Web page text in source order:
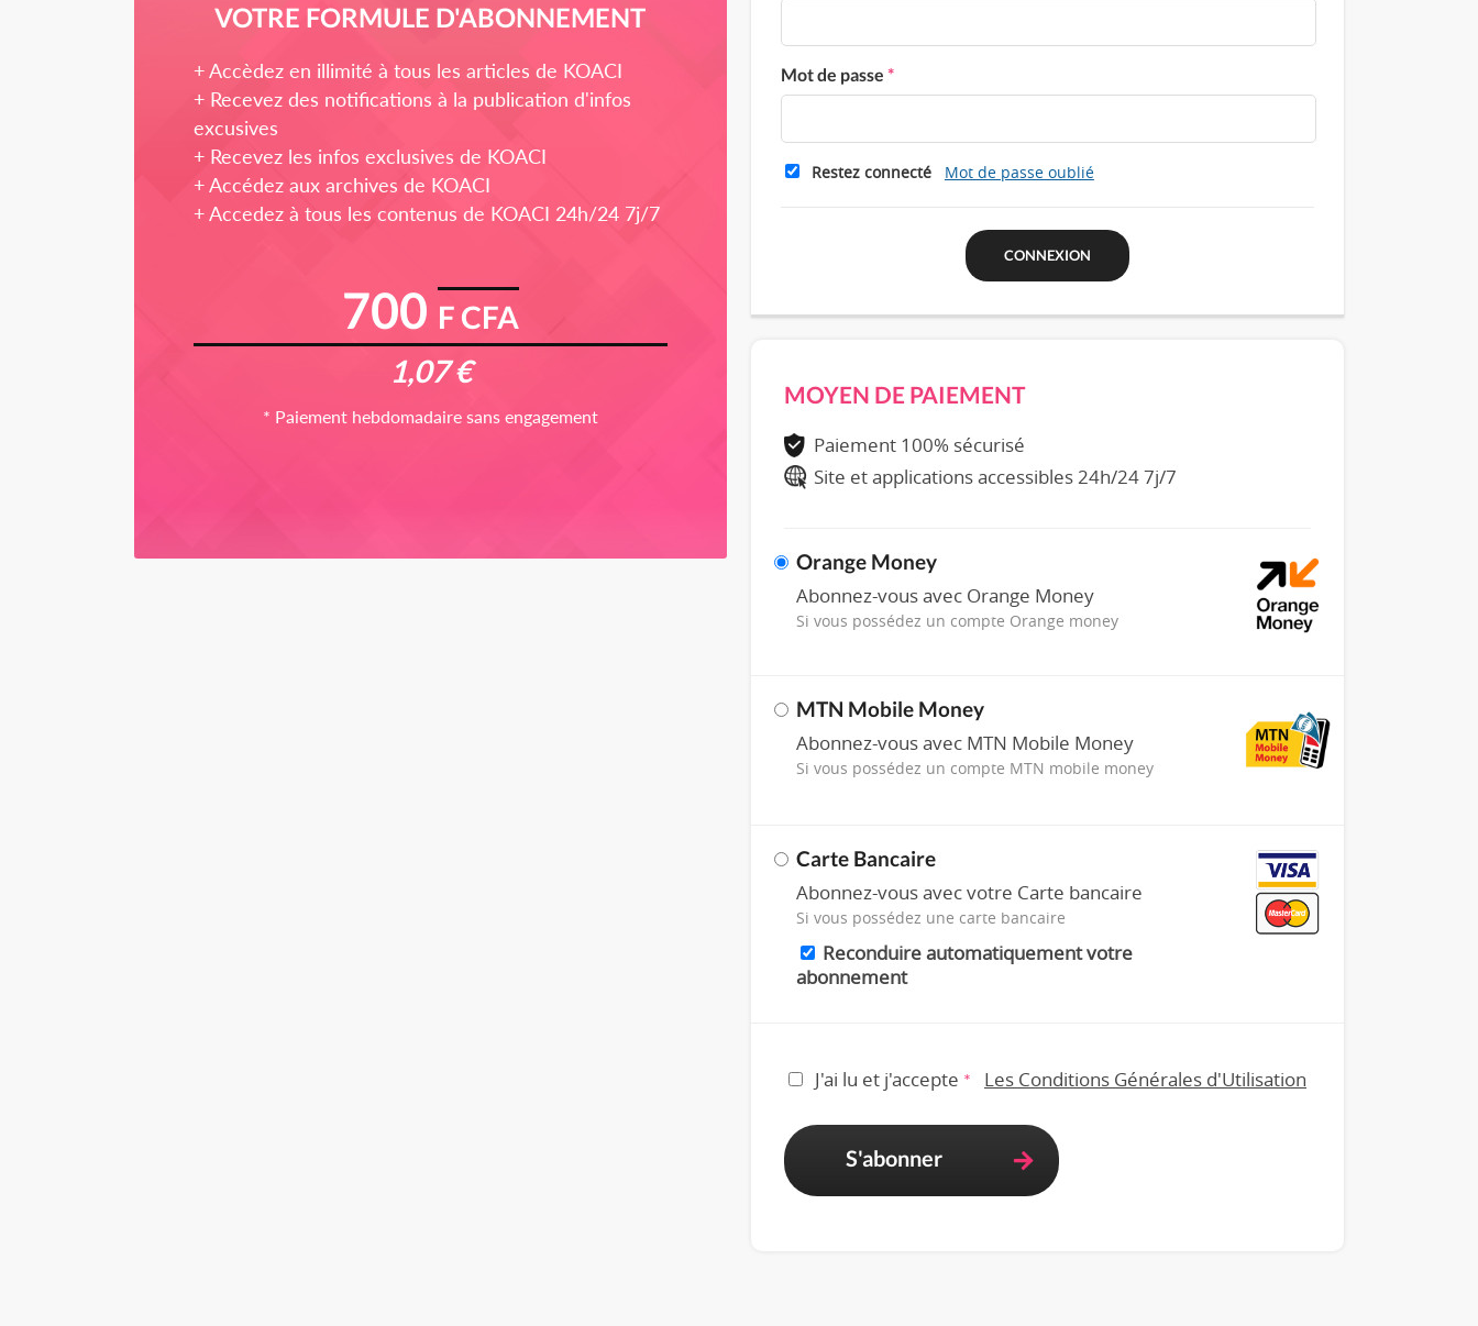
VOTRE FORMULE D'ABONNEMENT
+ Accèdez en illimité à tous les articles de KOACI
+ Recevez des notifications à la publication d'infos
excusives
+ Recevez les infos exclusives de KOACI
+ Accédez aux archives de KOACI
+ Accedez à tous les contenus de KOACI 24h/24 7j/7
700 F CFA
1,07 €
* Paiement hebdomadaire sans engagement
Mot de passe *
Restez connecté Mot de passe oublié
MOYEN DE PAIEMENT
Paiement 100% sécurisé
Site et applications accessibles 24h/24 7j/7
Orange Money
Abonnez-vous avec Orange Money
Si vous possédez un compte Orange money
MTN Mobile Money
Abonnez-vous avec MTN Mobile Money
Si vous possédez un compte MTN mobile money
Carte Bancaire
Abonnez-vous avec votre Carte bancaire
Si vous possédez une carte bancaire
Reconduire automatiquement votre
abonnement
J'ai lu et j'accepte * Les Conditions Générales d'Utilisation
S'abonner